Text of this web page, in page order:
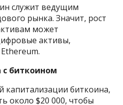
служит ведущим
рынка. Значит, рост
может
активы,
биткоином
биткоина,
около $20 000, чтобы